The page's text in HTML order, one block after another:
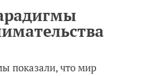
показали, что мир